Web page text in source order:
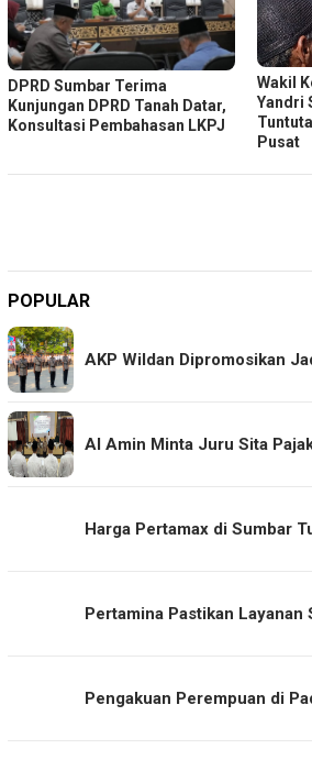
DPRD Sumbar Terima
Kunjungan DPRD Tanah Datar,
Konsultasi Pembahasan LKPJ
Wakil
Yandri
Pusat
POPULAR
AKP Wildan Dipromosikan
Al Amin Minta Juru Sita
Harga Pertamax di Sumbar
Pertamina Pastikan Layanan
Pengakuan Perempuan di